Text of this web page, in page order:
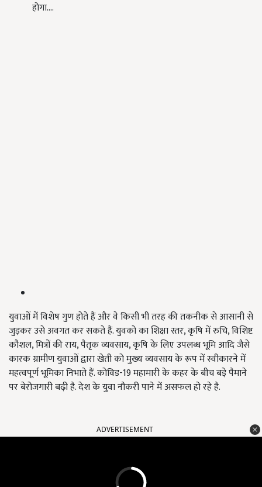
होगा.…
युवाओं में विशेष गुण होते हैं और वे किसी भी तरह की तकनीक से आसानी से
जुड़कर उसे अवगत कर सकते हैं. युवको का शिक्षा स्तर, कृषि में रुचि, विशिष्ट
कौशल, मित्रों की राय, पैतृक व्यवसाय, कृषि के लिए उपलब्ध भूमि आदि जैसे
कारक ग्रामीण युवाओं द्वारा खेती को मुख्य व्यवसाय के रूप में स्वीकारने में
महत्वपूर्ण भूमिका निभाते हैं. कोविड-19 महामारी के कहर के बीच बड़े पैमाने
पर बेरोजगारी बढ़ी है. देश के युवा नौकरी पाने में असफल हो रहे है.
ADVERTISEMENT